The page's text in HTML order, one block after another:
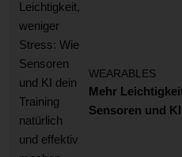
WEARABLES
Mehr
Sensoren und